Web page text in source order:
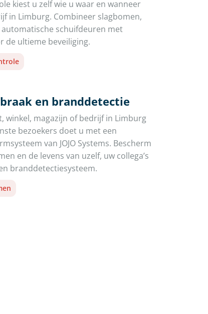
kiest u zelf wie u waar en wanneer
in Limburg. Combineer slagbomen,
schuifdeuren met
de ultieme beveiliging.
en branddetectie
winkel, magazijn of bedrijf in Limburg
bezoekers doet u met een
van JOJO Systems. Bescherm
en de levens van uzelf, uw collega’s
branddetectiesysteem.